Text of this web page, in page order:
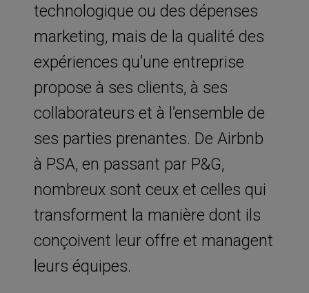
technologique ou des dépenses
marketing, mais de la qualité des
expériences qu’une entreprise
propose à ses clients, à ses
collaborateurs et à l’ensemble de
ses parties prenantes. De Airbnb
à PSA, en passant par P&G,
nombreux sont ceux et celles qui
transforment la manière dont ils
conçoivent leur offre et managent
leurs équipes.